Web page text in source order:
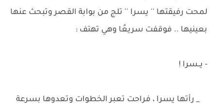
لمحت رفيقتها '' يسرا '' تلج من بوابة القصر وتبحث عنها
بعينيها .. فوقفت سريعًا وهي تهتف :
- يــسرا !
_ رأتها يسرا ، فراحت تعبر الخطوات وتعدوها بسرعة